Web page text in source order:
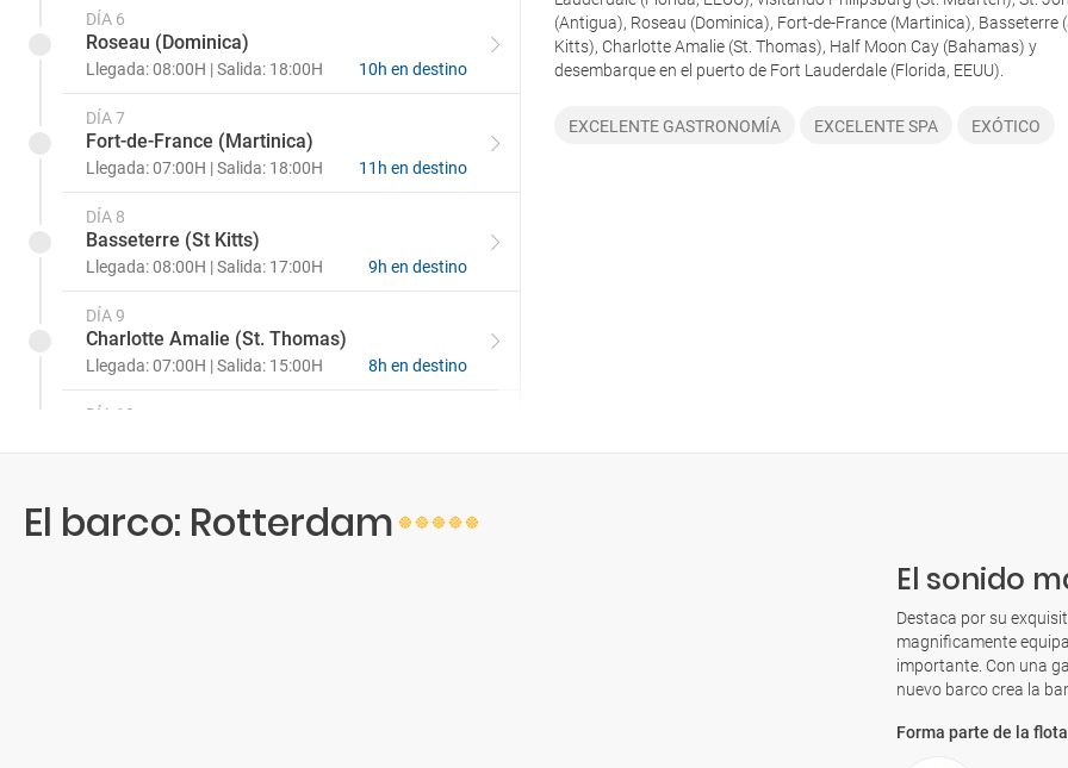
DÍA 6
Roseau (Dominica)
Llegada: 08:00H | Salida: 18:00H 10h en destino
DÍA 7
Fort-de-France (Martinica)
Llegada: 07:00H | Salida: 18:00H 11h en destino
DÍA 8
Basseterre (St Kitts)
Llegada: 08:00H | Salida: 17:00H 9h en destino
DÍA 9
Charlotte Amalie (St. Thomas)
Llegada: 07:00H | Salida: 15:00H 8h en destino
DÍA 10
Half Moon Cay (Bahamas)
Llegada: 08:00H | Salida: 15:00H 7h en destino
(Antigua), Roseau (Dominica), Fort-de-France (Martinica), Basseterre
Kitts), Charlotte Amalie (St. Thomas), Half Moon Cay (Bahamas) y
desembarque en el puerto de Fort Lauderdale (Florida, EEUU).
EXCELENTE GASTRONOMÍA EXCELENTE SPA EXÓTICO
El barco: Rotterdam
El sonido
Destaca por su
magnificamente
importante. Con una
nuevo barco crea la
Forma parte de la